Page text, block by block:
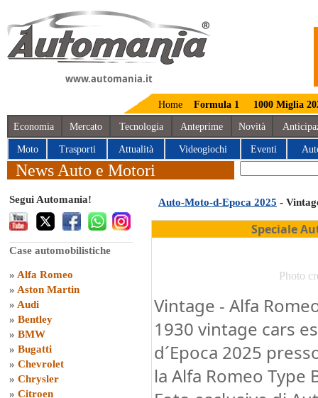
www.automania.it
Home Formula 1 1000 Miglia
Economia Mercato Tecnologia Anteprime Novità
Moto Trasporti Attualità Videogiochi Eventi
News Auto e Motori
Segui Automania!
Case automobilistiche
» Alfa Romeo
» Aston Martin
» Audi
» Bentley
» BMW
» Bugatti
» Chevrolet
» Chrysler
» Citroen
Auto-Moto-d-Epoca 2025 -
Speciale
Photo
Vintage - Alfa
1930 vintage cars
d´Epoca 2025
la Alfa Romeo Type